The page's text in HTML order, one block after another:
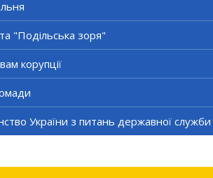
"Подільська зоря"
корупції
України з питань державної служби